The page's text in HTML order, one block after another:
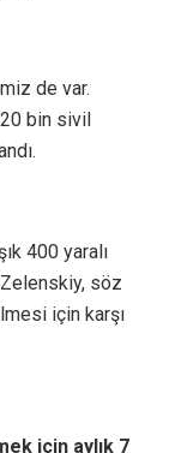
de var.
bin sivil
400 yaralı
söz
için karşı
için aylık 7